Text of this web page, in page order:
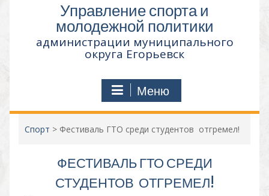
Управление спорта и
молодежной политики
администрации муниципального
округа Егорьевск
Меню
Спорт > Фестиваль ГТО среди студентов отгремел!
ФЕСТИВАЛЬ ГТО СРЕДИ
СТУДЕНТОВ ОТГРЕМЕЛ!